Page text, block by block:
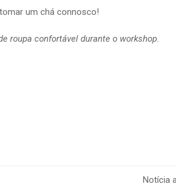
um chá connosco!
roupa confortável durante o workshop.
Notícia